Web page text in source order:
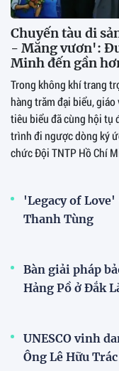
Chuyến tàu di
- Măng vươn':
Minh đến gần
Trong không khí trang
hàng trăm đại biểu,
tiêu biểu đã cùng hội tụ
trình đi ngược dòng ký
chức Đội TNTP Hồ Chí
'Legacy of
Thanh Tùng
Bàn giải pháp
Hảng Pồ ở Đắk
UNESCO vinh
Ông Lê Hữu Trác